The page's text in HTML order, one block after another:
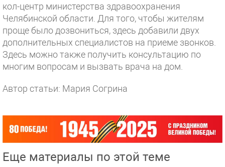
кол-центр министерства здравоохранения
Челябинской области. Для того, чтобы жителям
проще было дозвониться, здесь добавили двух
дополнительных специалистов на приеме звонков.
Здесь можно также получить консультацию по
многим вопросам и вызвать врача на дом.
Автор статьи: Мария Согрина
Еще материалы по этой теме